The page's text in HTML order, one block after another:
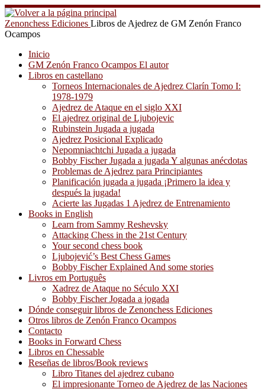
Saltar
al
contenido
Zenonchess Ediciones Libros de Ajedrez de GM Zenón Franco
Ocampos
Inicio
GM Zenón Franco Ocampos El autor
Libros en castellano
Torneos Internacionales de Ajedrez Clarín Tomo I:
1978-1979
Ajedrez de Ataque en el siglo XXI
El ajedrez original de Ljubojevic
Rubinstein Jugada a jugada
Ajedrez Posicional Explicado
Nepomniachtchi Jugada a jugada
Bobby Fischer Jugada a jugada Y algunas anécdotas
Problemas de Ajedrez para Principiantes
Planificación jugada a jugada ¡Primero la idea y
después la jugada!
Acierte las Jugadas 1 Ajedrez de Entrenamiento
Books in English
Learn from Sammy Reshevsky
Attacking Chess in the 21st Century
Your second chess book
Ljubojević’s Best Chess Games
Bobby Fischer Explained And some stories
Livros em Português
Xadrez de Ataque no Século XXI
Bobby Fischer Jogada a jogada
Dónde conseguir libros de Zenonchess Ediciones
Otros libros de Zenón Franco Ocampos
Contacto
Books in Forward Chess
Libros en Chessable
Reseñas de libros/Book reviews
Libro Titanes del ajedrez cubano
El impresionante Torneo de Ajedrez de las Naciones